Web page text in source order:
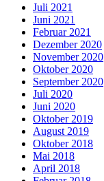
Juli 2021
Juni 2021
Februar 2021
Dezember 2020
November 2020
Oktober 2020
September 2020
Juli 2020
Juni 2020
Oktober 2019
August 2019
Oktober 2018
Mai 2018
April 2018